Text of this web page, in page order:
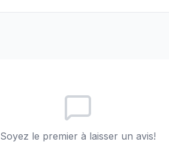
Soyez le premier à laisser un avis!